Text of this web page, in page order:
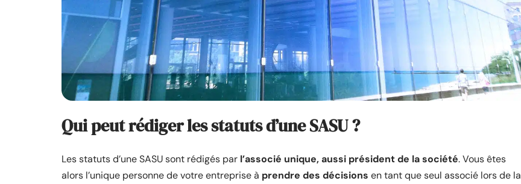
Qui peut rédiger les statuts d’une SASU ?
Les statuts d’une SASU sont rédigés par l’associé unique, aussi président de la société. Vous êtes
alors l’unique personne de votre entreprise à prendre des décisions en tant que seul associé lors de la